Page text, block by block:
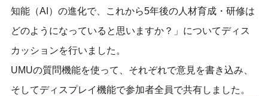
知能（AI）の進化で、これから5年後の人材育成・研修は
どのようになっていると思いますか？」についてディス
カッションを行いました。
UMUの質問機能を使って、それぞれで意見を書き込み、
そしてディスプレイ機能で参加者全員で共有しました。